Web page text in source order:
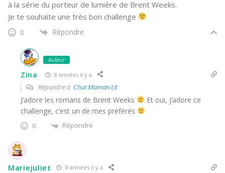
à la série du porteur de lumière de Brent Weeks.
Je te souhaite une très bon challenge
0 Répondre
Auteur
Zina 8 années il y a
Répondre à Chut Maman Lit
J’adore les romans de Brent Weeks
Et oui, j’adore ce
challenge, c’est un de mes préférés
0 Répondre
Mariejuliet 8 années il y a